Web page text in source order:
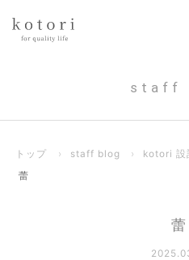
staff
トップ › staff blog › kotori 設
蕾
蕾